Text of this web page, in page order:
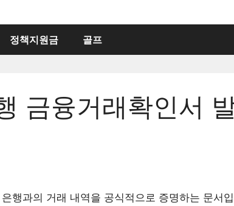
정책지원금 골프
금융거래확인서
행과의 거래 내역을 공식적으로 증명하는 문서